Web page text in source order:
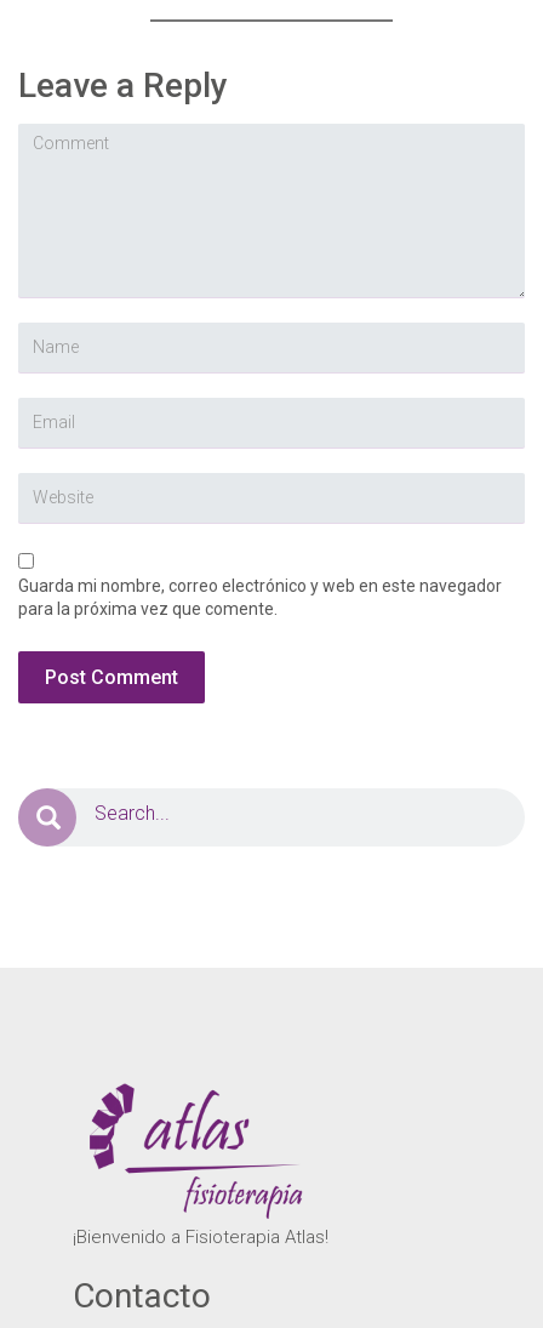
Leave a Reply
Guarda mi nombre, correo electrónico y web en este navegador
para la próxima vez que comente.
¡Bienvenido a Fisioterapia Atlas!
Contacto